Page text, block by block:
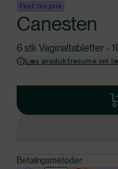
Fast lav pris
Canesten
6 stk Vaginaltabletter -
Læs produktresumé om
Betalingsmetoder: